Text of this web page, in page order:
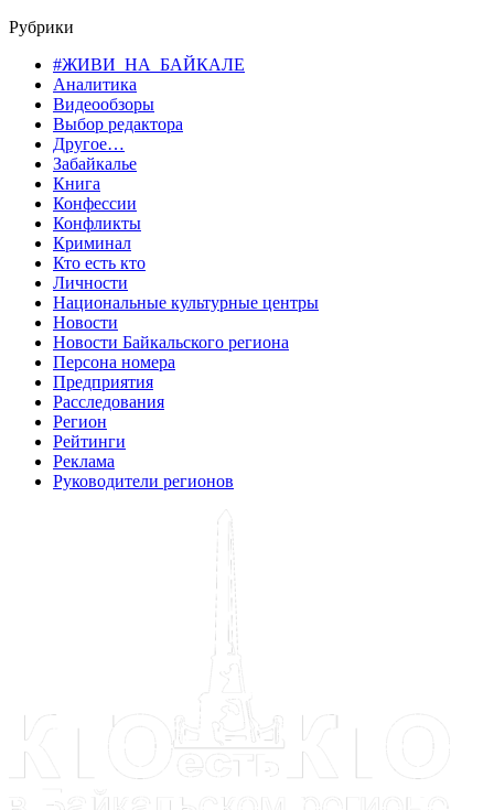
Рубрики
#ЖИВИ_НА_БАЙКАЛЕ
Аналитика
Видеообзоры
Выбор редактора
Другое…
Забайкалье
Книга
Конфессии
Конфликты
Криминал
Кто есть кто
Личности
Национальные культурные центры
Новости
Новости Байкальского региона
Персона номера
Предприятия
Расследования
Регион
Рейтинги
Реклама
Руководители регионов